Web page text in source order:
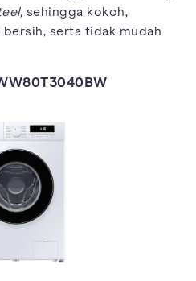
sehingga kokoh,
serta tidak mudah